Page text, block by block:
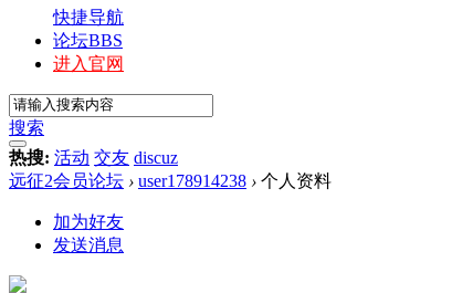
快捷导航
论坛BBS
进入官网
搜索
热搜: 活动 交友 discuz
远征2会员论坛 › user178914238 › 个人资料
加为好友
发送消息